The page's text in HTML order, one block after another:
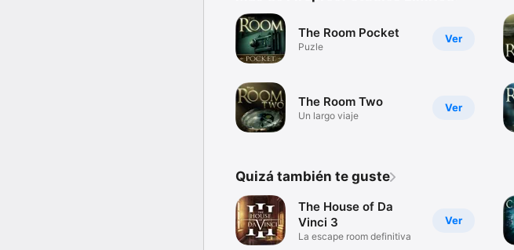
Ver
The Room Pocket
Puzle
Ver
The Room Two
Un largo viaje
Quizá también te guste
Ver
The House of Da
Vinci 3
La escape room definitiva